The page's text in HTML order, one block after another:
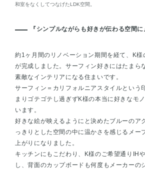
和室をなくしてつなげたLDK空間。
『シンプルながらも好きが伝わる空間に
約1ヶ月間のリノベーション期間を経て、K様
が完成しました。サーフィン好きにはたまら
素敵なインテリアになる住まいです。
サーフィン＝カリフォルニアスタイルという
まりゴテゴテし過ぎずK様の本当に好きなモ
います。
好きな絵が映えるようにと決めたブルーのア
っきりとした空間の中に温かさを感じるメー
上がりになりました。
キッチンにもこだわり、K様のご希望通りIH
し、背面のカップボードも何度もメーカーの